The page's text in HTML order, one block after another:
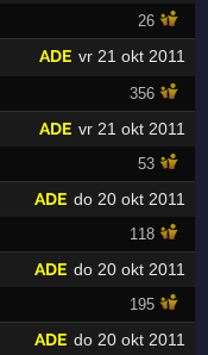
26
vr 21 okt 2011
ADE
356
vr 21 okt 2011
ADE
53
do 20 okt 2011
ADE
118
do 20 okt 2011
ADE
195
do 20 okt 2011
ADE